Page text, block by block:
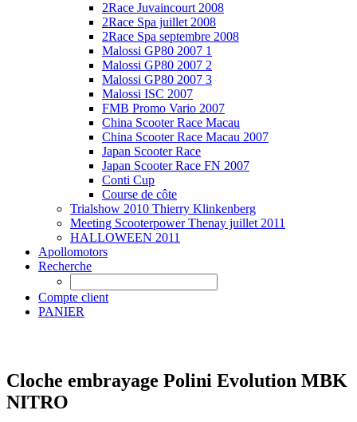
2Race Juvaincourt 2008
2Race Spa juillet 2008
2Race Spa septembre 2008
Malossi GP80 2007 1
Malossi GP80 2007 2
Malossi GP80 2007 3
Malossi ISC 2007
FMB Promo Vario 2007
China Scooter Race Macau
China Scooter Race Macau 2007
Japan Scooter Race
Japan Scooter Race FN 2007
Conti Cup
Course de côte
Trialshow 2010 Thierry Klinkenberg
Meeting Scooterpower Thenay juillet 2011
HALLOWEEN 2011
Apollomotors
Recherche
Compte client
PANIER
Cloche embrayage Polini Evolution MBK
NITRO